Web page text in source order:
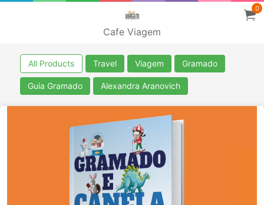
Cafe Viagem
0
All Products Travel Viagem Gramado
Guia Gramado Alexandra Aranovich